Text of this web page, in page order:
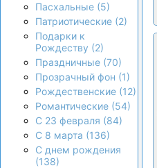
Пасхальные (5)
Патриотические (2)
Подарки к
Рождеству (2)
Праздничные (70)
Прозрачный фон (1)
Рождественские (12)
Романтические (54)
С 23 февраля (84)
С 8 марта (136)
С днем рождения
(138)